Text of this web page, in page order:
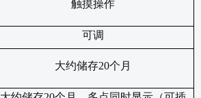
触摸操作
可调
大约储存20个月